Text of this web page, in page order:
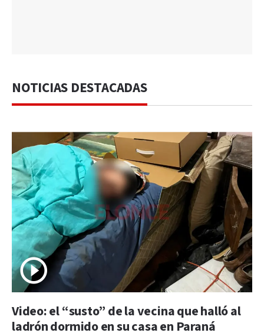
NOTICIAS DESTACADAS
Video: el “susto” de la vecina que halló al
ladrón dormido en su casa en Paraná